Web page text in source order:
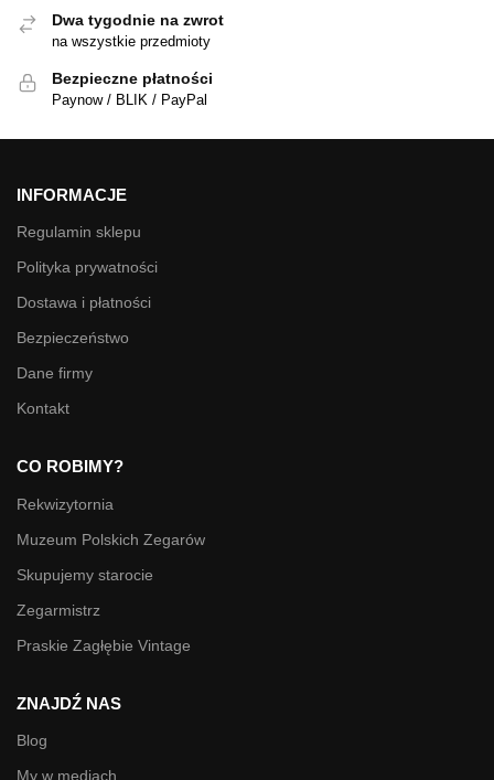
Dwa tygodnie na zwrot
na wszystkie przedmioty
Bezpieczne płatności
Paynow / BLIK / PayPal
INFORMACJE
Regulamin sklepu
Polityka prywatności
Dostawa i płatności
Bezpieczeństwo
Dane firmy
Kontakt
CO ROBIMY?
Rekwizytornia
Muzeum Polskich Zegarów
Skupujemy starocie
Zegarmistrz
Praskie Zagłębie Vintage
ZNAJDŹ NAS
Blog
My w mediach